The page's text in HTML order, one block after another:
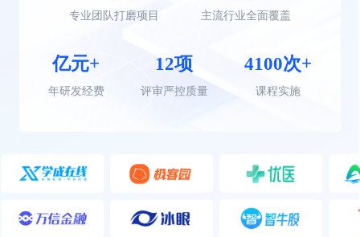
专业团队打磨项目 主流行业全面覆盖
亿元+
年研发经费
12项
评审严控质量
4100次+
课程实施